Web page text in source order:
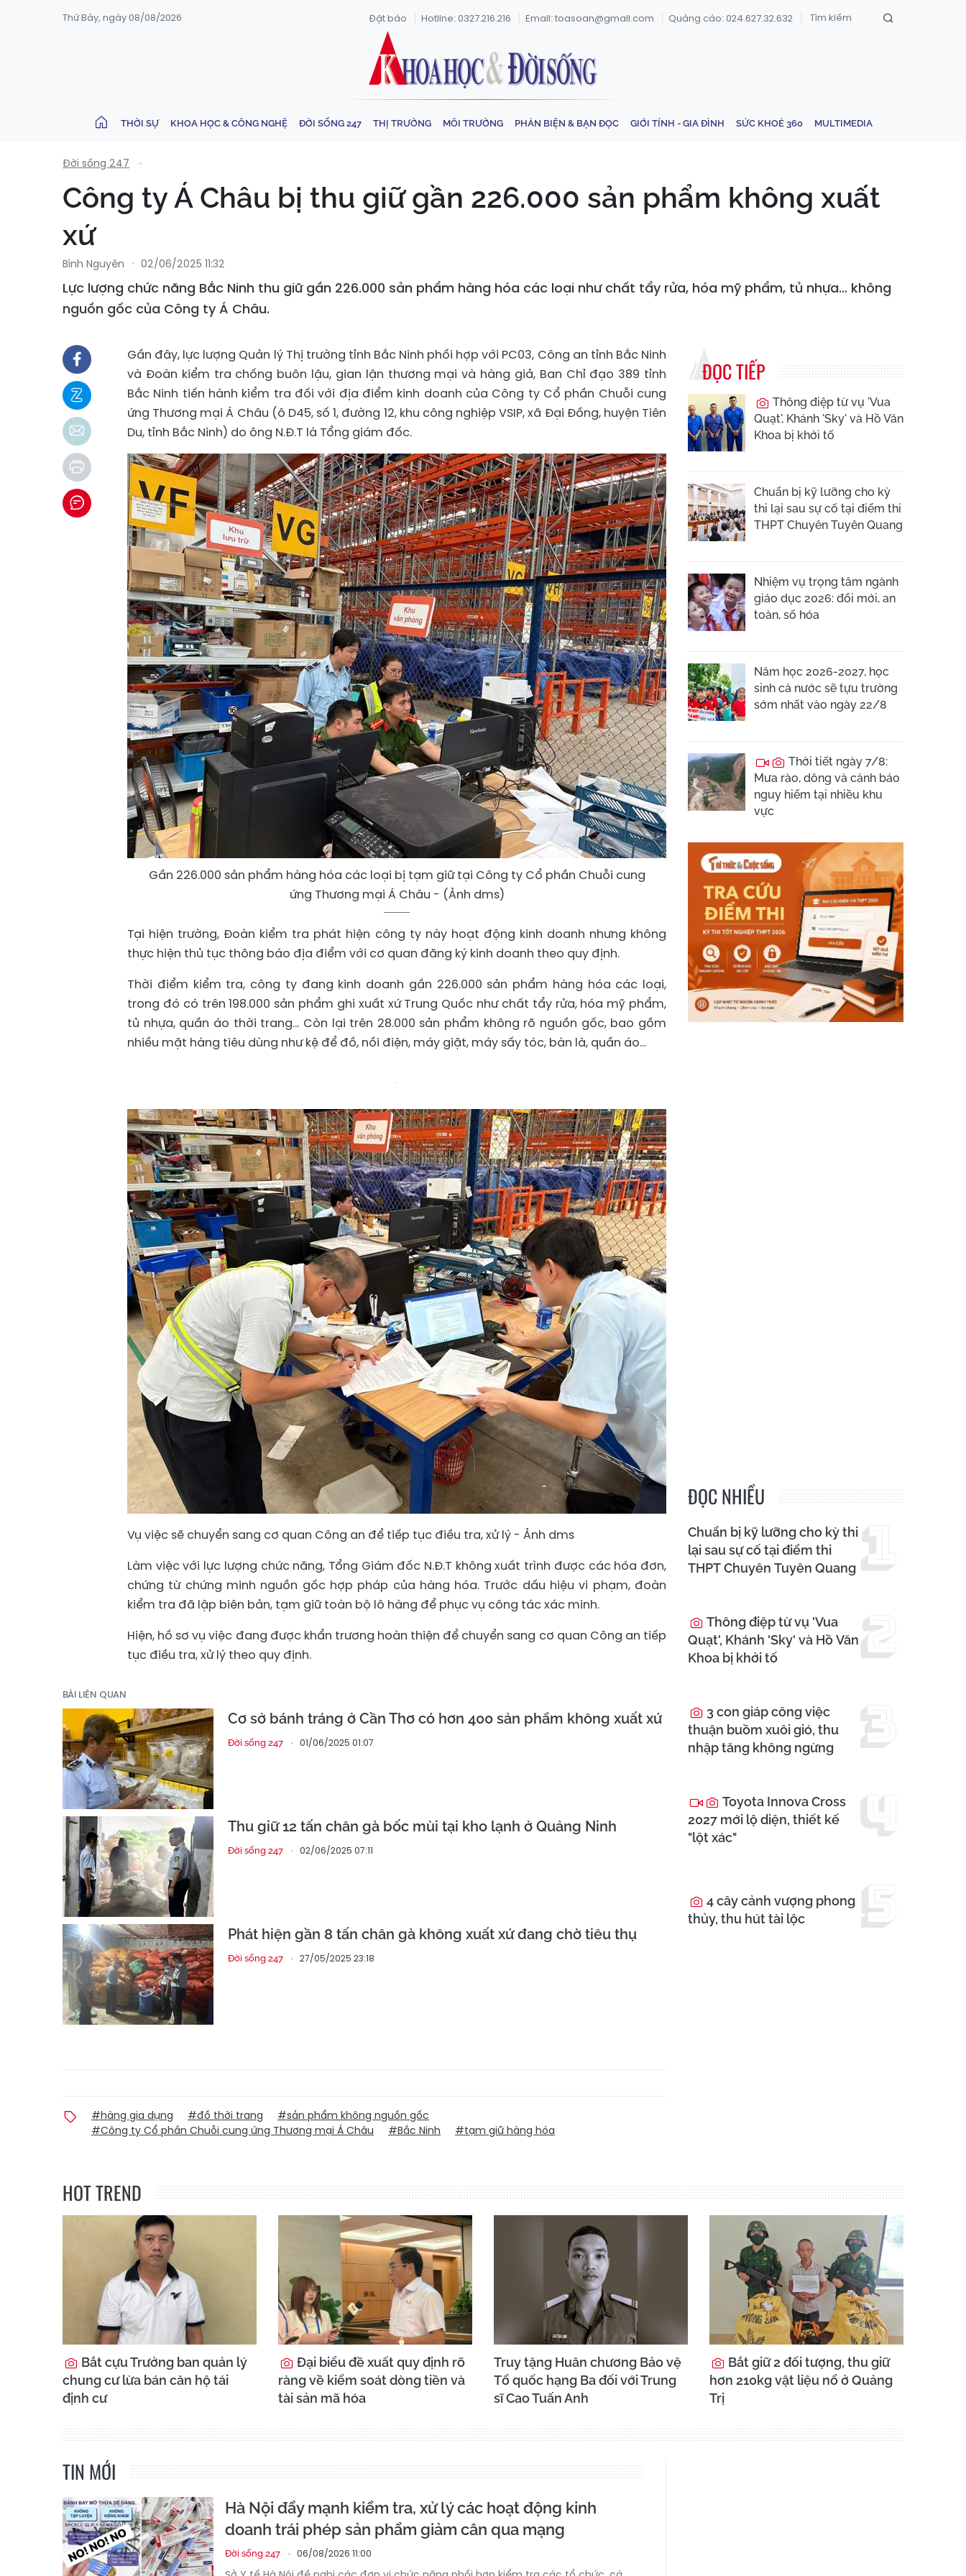
Thứ Bảy, ngày 08/08/2026 Đặt báo Hotline: 0327.216.216 Email: toasoan@gmail.com Quảng cáo: 024.627.32.632
THỜI SỰ KHOA HỌC & CÔNG NGHỆ ĐỜI SỐNG 247 THỊ TRƯỜNG MÔI TRƯỜNG PHẢN BIỆN & BẠN ĐỌC GIỚI TÍNH - GIA ĐÌNH SỨC KHOẺ 360 MULTIMEDIA
Đời sống 247
Công ty Á Châu bị thu giữ gần 226.000 sản phẩm không xuất
xứ
Bình Nguyên 02/06/2025 11:32
Lực lượng chức năng Bắc Ninh thu giữ gần 226.000 sản phẩm hàng hóa các loại như chất tẩy rửa, hóa mỹ phẩm, tủ nhựa… không
nguồn gốc của Công ty Á Châu.
Gần đây, lực lượng Quản lý Thị trường tỉnh Bắc Ninh phối hợp với PC03, Công an tỉnh Bắc Ninh
và Đoàn kiểm tra chống buôn lậu, gian lận thương mại và hàng giả, Ban Chỉ đạo 389 tỉnh
Bắc Ninh tiến hành kiểm tra đối với địa điểm kinh doanh của Công ty Cổ phần Chuỗi cung
ứng Thương mại Á Châu (ô D45, số 1, đường 12, khu công nghiệp VSIP, xã Đại Đồng, huyện Tiên
Du, tỉnh Bắc Ninh) do ông N.Đ.T là Tổng giám đốc.
Gần 226.000 sản phẩm hàng hóa các loại bị tạm giữ tại Công ty Cổ phần Chuỗi cung
ứng Thương mại Á Châu - (Ảnh dms)
Tại hiện trường, Đoàn kiểm tra phát hiện công ty này hoạt động kinh doanh nhưng không
thực hiện thủ tục thông báo địa điểm với cơ quan đăng ký kinh doanh theo quy định.
Thời điểm kiểm tra, công ty đang kinh doanh gần 226.000 sản phẩm hàng hóa các loại,
trong đó có trên 198.000 sản phẩm ghi xuất xứ Trung Quốc như chất tẩy rửa, hóa mỹ phẩm,
tủ nhựa, quần áo thời trang… Còn lại trên 28.000 sản phẩm không rõ nguồn gốc, bao gồm
nhiều mặt hàng tiêu dùng như kệ để đồ, nồi điện, máy giặt, máy sấy tóc, bàn là, quần áo...
Vụ việc sẽ chuyển sang cơ quan Công an để tiếp tục điều tra, xử lý - Ảnh dms
Làm việc với lực lượng chức năng, Tổng Giám đốc N.Đ.T không xuất trình được các hóa đơn,
chứng từ chứng minh nguồn gốc hợp pháp của hàng hóa. Trước dấu hiệu vi phạm, đoàn
kiểm tra đã lập biên bản, tạm giữ toàn bộ lô hàng để phục vụ công tác xác minh.
Hiện, hồ sơ vụ việc đang được khẩn trương hoàn thiện để chuyển sang cơ quan Công an tiếp
tục điều tra, xử lý theo quy định.
BÀI LIÊN QUAN
Cơ sở bánh tráng ở Cần Thơ có hơn 400 sản phẩm không xuất xứ
Đời sống 247 01/06/2025 01:07
Thu giữ 12 tấn chân gà bốc mùi tại kho lạnh ở Quảng Ninh
Đời sống 247 02/06/2025 07:11
Phát hiện gần 8 tấn chân gà không xuất xứ đang chờ tiêu thụ
Đời sống 247 27/05/2025 23:18
#hàng gia dụng #đồ thời trang
#sản phẩm không nguồn gốc
#Công ty Cổ phần Chuỗi cung ứng Thương mại Á Châu
#Bắc Ninh #tạm giữ hàng hóa
ĐỌC TIẾP
Thông điệp từ vụ 'Vua
Quạt', Khánh 'Sky' và Hồ Văn
Khoa bị khởi tố
Chuẩn bị kỹ lưỡng cho kỳ
thi lại sau sự cố tại điểm thi
THPT Chuyên Tuyên Quang
Nhiệm vụ trọng tâm ngành
giáo dục 2026: đổi mới, an
toàn, số hóa
Năm học 2026-2027, học
sinh cả nước sẽ tựu trường
sớm nhất vào ngày 22/8
Thời tiết ngày 7/8:
Mưa rào, dông và cảnh báo
nguy hiểm tại nhiều khu
vực
ĐỌC NHIỀU
Chuẩn bị kỹ lưỡng cho kỳ thi
lại sau sự cố tại điểm thi
THPT Chuyên Tuyên Quang
Thông điệp từ vụ 'Vua
Quạt', Khánh 'Sky' và Hồ Văn
Khoa bị khởi tố
3 con giáp công việc
thuận buồm xuôi gió, thu
nhập tăng không ngừng
Toyota Innova Cross
2027 mới lộ diện, thiết kế
"lột xác"
4 cây cảnh vượng phong
thủy, thu hút tài lộc
HOT TREND
Bắt cựu Trưởng ban quản lý
chung cư lừa bán căn hộ tái
định cư
Đại biểu đề xuất quy định rõ
ràng về kiểm soát dòng tiền và
tài sản mã hóa
Truy tặng Huân chương Bảo vệ
Tổ quốc hạng Ba đối với Trung
sĩ Cao Tuấn Anh
Bắt giữ 2 đối tượng, thu giữ
hơn 210kg vật liệu nổ ở Quảng
Trị
TIN MỚI
Hà Nội đẩy mạnh kiểm tra, xử lý các hoạt động kinh
doanh trái phép sản phẩm giảm cân qua mạng
Đời sống 247 06/08/2026 11:00